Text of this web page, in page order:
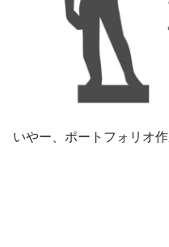
いやー、ポートフォリオ